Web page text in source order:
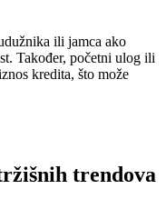
ili jamca ako
Također, početni ulog ili
kredita, što može
trendova